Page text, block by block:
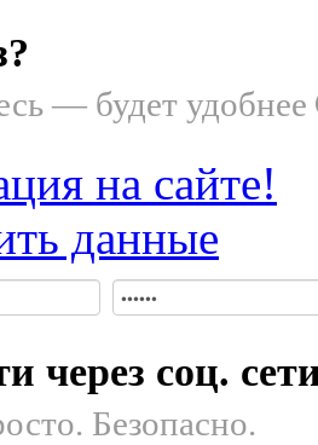
— будет удобнее
на сайте!
данные
через соц.
Безопасно.